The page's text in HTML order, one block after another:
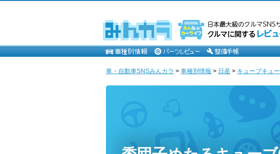
車・自動車SNSみんカラ > 車種別情報 > 日産 > キューブキュ